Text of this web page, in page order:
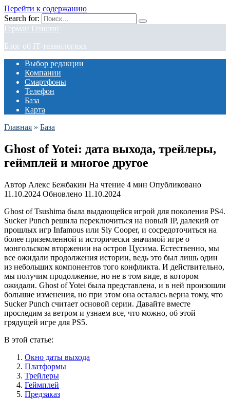
Перейти к содержанию
Search for:
Герман Геншин
Блог об IT-технологиях
Выбор редакции
Компании
Смартфоны
Телефон
База
Карта
Главная » База
Ghost of Yotei: дата выхода, трейлеры,
геймплей и многое другое
Автор Алекс Бежбакин На чтение 4 мин Опубликовано
11.10.2024 Обновлено 11.10.2024
Ghost of Tsushima была выдающейся игрой для поколения PS4.
Sucker Punch решила переключиться на новый IP, далекий от
прошлых игр Infamous или Sly Cooper, и сосредоточиться на
более приземленной и исторически значимой игре о
монгольском вторжении на остров Цусима. Естественно, мы
все ожидали продолжения истории, ведь это был лишь один
из небольших компонентов того конфликта. И действительно,
мы получим продолжение, но не в том виде, в котором
ожидали. Ghost of Yotei была представлена, и в ней произошли
большие изменения, но при этом она осталась верна тому, что
Sucker Punch считает основой серии. Давайте вместе
проследим за ветром и узнаем все, что можно, об этой
грядущей игре для PS5.
В этой статье:
Окно даты выхода
Платформы
Трейлеры
Геймплей
Предзаказ